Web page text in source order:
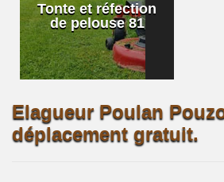
Tonte et réfection
de pelouse 81
Elagueur Poulan
déplacement gratuit.